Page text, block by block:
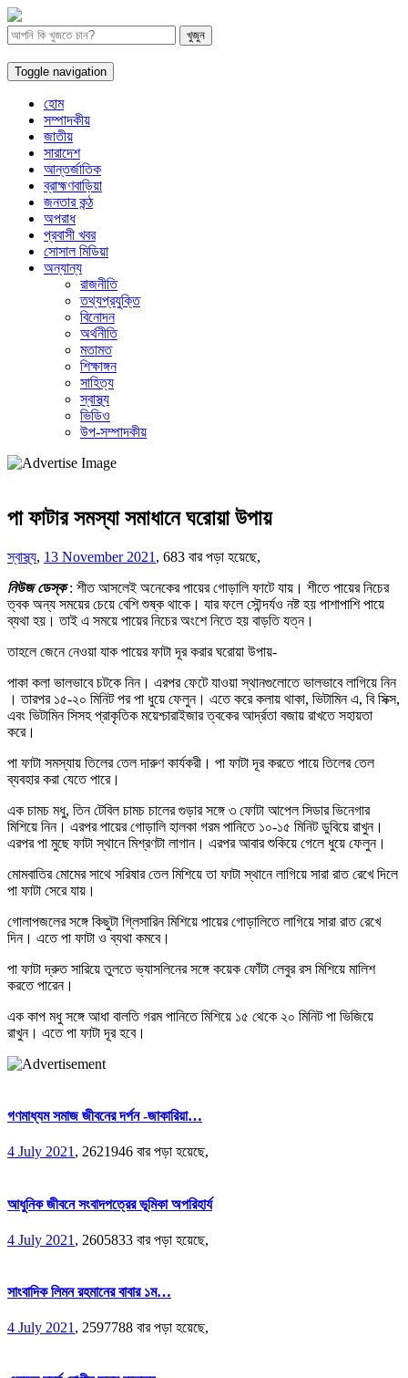
Toggle navigation
হোম
সম্পাদকীয়
জাতীয়
সারাদেশ
আন্তর্জাতিক
ব্রাহ্মণবাড়িয়া
জনতার কন্ঠ
অপরাধ
প্রবাসী খবর
সোসাল মিডিয়া
অন্যান্য
রাজনীতি
তথ্যপ্রযুক্তি
বিনোদন
অর্থনীতি
মতামত
শিক্ষাঙ্গন
সাহিত্য
স্বাস্থ্য
ভিডিও
উপ-সম্পাদকীয়
পা ফাটার সমস্যা সমাধানে ঘরোয়া উপায়
স্বাস্থ্য, 13 November 2021 , 683 বার পড়া হয়েছে,
নিউজ ডেস্ক: শীত আসলেই অনেকের পায়ের গোড়ালি ফাটে যায়। শীতে পায়ের নিচের
ত্বক অন্য সময়ের চেয়ে বেশি শুষ্ক থাকে। যার ফলে সৌন্দর্যও নষ্ট হয় পাশাপাশি পায়ে
ব্যথা হয়। তাই এ সময়ে পায়ের নিচের অংশে নিতে হয় বাড়তি যত্ন।
তাহলে জেনে নেওয়া যাক পায়ের ফাটা দূর করার ঘরোয়া উপায়-
পাকা কলা ভালভাবে চটকে নিন। এরপর ফেটে যাওয়া স্থানগুলোতে ভালভাবে লাগিয়ে নিন
। তারপর ১৫-২০ মিনিট পর পা ধুয়ে ফেলুন। এতে করে কলায় থাকা, ভিটামিন এ, বি সিক্স,
এবং ভিটামিন সিসহ প্রাকৃতিক ময়েশ্চারাইজার ত্বকের আর্দ্রতা বজায় রাখতে সহায়তা
করে।
পা ফাটা সমস্যায় তিলের তেল দারুণ কার্যকরী। পা ফাটা দূর করতে পায়ে তিলের তেল
ব্যবহার করা যেতে পারে।
এক চামচ মধু, তিন টেবিল চামচ চালের গুড়ার সঙ্গে ৩ ফোটা আপেল সিডার ভিনেগার
মিশিয়ে নিন। এরপর পায়ের গোড়ালি হালকা গরম পানিতে ১০-১৫ মিনিট ডুবিয়ে রাখুন।
এরপর পা মুছে ফাটা স্থানে মিশ্রণটা লাগান। এরপর আবার শুকিয়ে গেলে ধুয়ে ফেলুন।
মোমবাতির মোমের সাথে সরিষার তেল মিশিয়ে তা ফাটা স্থানে লাগিয়ে সারা রাত রেখে দিলে
পা ফাটা সেরে যায়।
গোলাপজলের সঙ্গে কিছুটা গ্লিসারিন মিশিয়ে পায়ের গোড়ালিতে লাগিয়ে সারা রাত রেখে
দিন। এতে পা ফাটা ও ব্যথা কমবে।
পা ফাটা দ্রুত সারিয়ে তুলতে ভ্যাসলিনের সঙ্গে কয়েক ফোঁটা লেবুর রস মিশিয়ে মালিশ
করতে পারেন।
এক কাপ মধু সঙ্গে আধা বালতি গরম পানিতে মিশিয়ে ১৫ থেকে ২০ মিনিট পা ভিজিয়ে
রাখুন। এতে পা ফাটা দূর হবে।
গণমাধ্যম সমাজ জীবনের দর্পন -জাকারিয়া…
4 July 2021 , 2621946 বার পড়া হয়েছে,
আধুনিক জীবনে সংবাদপত্রের ভূমিকা অপরিহার্য
4 July 2021 , 2605833 বার পড়া হয়েছে,
সাংবাদিক লিমন রহমানের বাবার ১ম…
4 July 2021, 2597788 বার পড়া হয়েছে,